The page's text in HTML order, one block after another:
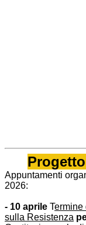
Appuntamenti
2026:
- 10 aprile Termine
sulla Resistenza